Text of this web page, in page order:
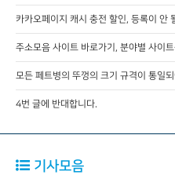
카카오페이지 캐시 충전 할인, 등록이 안
주소모음 사이트 바로가기, 분야별 사이
모든 페트병의 뚜껑의 크기 규격이 통일
4번 글에 반대합니다.
기사모음